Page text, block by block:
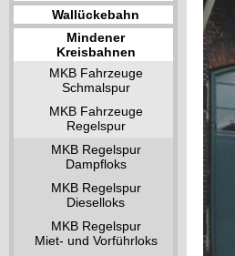
Wallückebahn
Mindener
Kreisbahnen
MKB Fahrzeuge
Schmalspur
MKB Fahrzeuge
Regelspur
MKB Regelspur
Dampfloks
MKB Regelspur
Dieselloks
MKB Regelspur
Miet- und Vorführloks